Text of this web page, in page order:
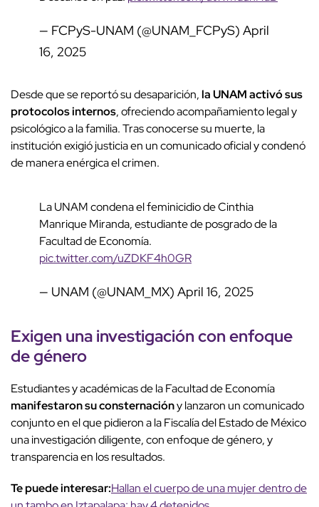
— FCPyS-UNAM (@UNAM_FCPyS) April
16, 2025
Desde que se reportó su desaparición,la UNAM activó sus
protocolos internos, ofreciendo acompañamiento legal y
psicológico a la familia. Tras conocerse su muerte, la
institución exigió justicia en un comunicado oficial y condenó
de manera enérgica el crimen.
La UNAM condena el feminicidio de Cinthia
Manrique Miranda, estudiante de posgrado de la
Facultad de Economía.
pic.twitter.com/uZDKF4h0GR
— UNAM (@UNAM_MX) April 16, 2025
Exigen una investigación con enfoque
de género
Estudiantes y académicas de la Facultad de Economía
manifestaron su consternacióny lanzaron un comunicado
conjunto en el que pidieron a la Fiscalía del Estado de México
una investigación diligente, con enfoque de género, y
transparencia en los resultados.
Te puede interesar:Hallan el cuerpo de una mujer dentro de